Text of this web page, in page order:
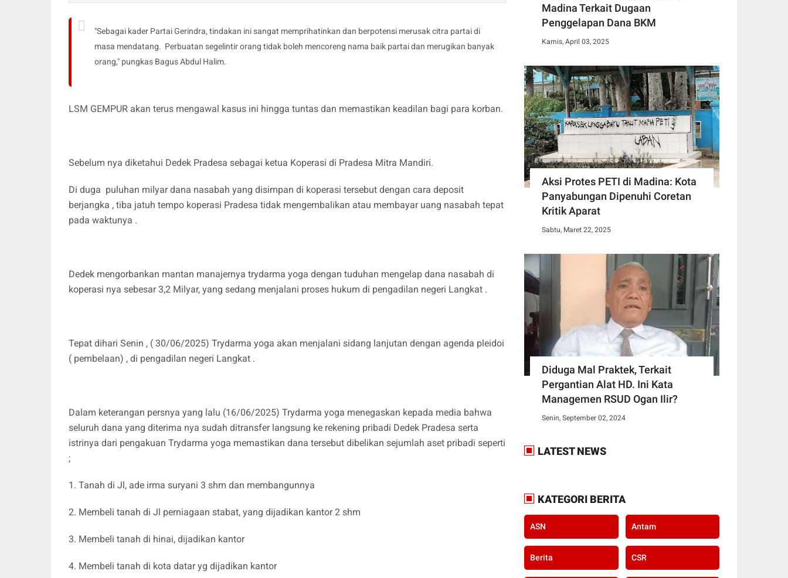
"Sebagai kader Partai Gerindra, tindakan ini sangat memprihatinkan dan berpotensi merusak citra partai di
masa mendatang. Perbuatan segelintir orang tidak boleh mencoreng nama baik partai dan merugikan banyak
orang," pungkas Bagus Abdul Halim.
LSM GEMPUR akan terus mengawal kasus ini hingga tuntas dan memastikan keadilan bagi para korban.
Sebelum nya diketahui Dedek Pradesa sebagai ketua Koperasi di Pradesa Mitra Mandiri.
Di duga puluhan milyar dana nasabah yang disimpan di koperasi tersebut dengan cara deposit
berjangka , tiba jatuh tempo koperasi Pradesa tidak mengembalikan atau membayar uang nasabah tepat
pada waktunya .
Dedek mengorbankan mantan manajernya trydarma yoga dengan tuduhan mengelap dana nasabah di
koperasi nya sebesar 3,2 Milyar, yang sedang menjalani proses hukum di pengadilan negeri Langkat .
Tepat dihari Senin , ( 30/06/2025) Trydarma yoga akan menjalani sidang lanjutan dengan agenda pleidoi
( pembelaan) , di pengadilan negeri Langkat .
Dalam keterangan persnya yang lalu (16/06/2025) Trydarma yoga menegaskan kepada media bahwa
seluruh dana yang diterima nya sudah ditransfer langsung ke rekening pribadi Dedek Pradesa serta
istrinya dari pengakuan Trydarma yoga memastikan dana tersebut dibelikan sejumlah aset pribadi seperti
;
1. Tanah di Jl, ade irma suryani 3 shm dan membangunnya
2. Membeli tanah di Jl perniagaan stabat, yang dijadikan kantor 2 shm
3. Membeli tanah di hinai, dijadikan kantor
4. Membeli tanah di kota datar yg dijadikan kantor
Madina Terkait Dugaan
Penggelapan Dana BKM
Kamis, April 03, 2025
Aksi Protes PETI di Madina: Kota
Panyabungan Dipenuhi Coretan
Kritik Aparat
Sabtu, Maret 22, 2025
Diduga Mal Praktek, Terkait
Pergantian Alat HD. Ini Kata
Managemen RSUD Ogan Ilir?
Senin, September 02, 2024
LATEST NEWS
KATEGORI BERITA
ASN Antam
Berita CSR